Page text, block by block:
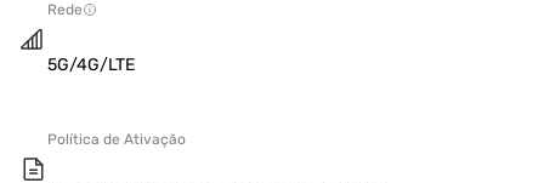
Rede
5G/4G/LTE
Política de Ativação